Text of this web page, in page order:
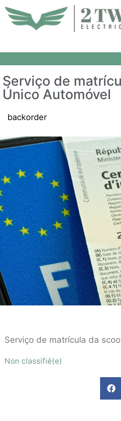
Aller
au
Serviço de
Único Automóvel
backorder
Serviço de matrícula da
Non classifié(e)